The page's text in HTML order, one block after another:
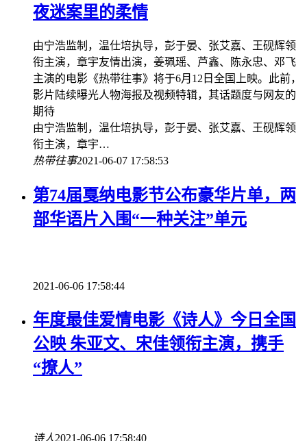
夜迷案里的柔情
由宁浩监制，温仕培执导，彭于晏、张艾嘉、王砚辉领
衔主演，章宇友情出演，姜珮瑶、芦鑫、陈永忠、邓飞
主演的电影《热带往事》将于6月12日全国上映。此前，
影片陆续曝光人物海报及视频特辑，其话题度与网友的
期待
由宁浩监制，温仕培执导，彭于晏、张艾嘉、王砚辉领
衔主演，章宇…
热带往事2021-06-07 17:58:53
第74届戛纳电影节公布豪华片单，两
部华语片入围“一种关注”单元
2021-06-06 17:58:44
年度最佳爱情电影《诗人》今日全国
公映 朱亚文、宋佳领衔主演，携手
“撩人”
诗人2021-06-06 17:58:40